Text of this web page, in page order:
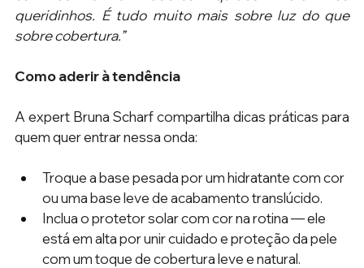
queridinhos. É tudo muito mais sobre luz do que
sobre cobertura.”
Como aderir à tendência
A expert Bruna Scharf compartilha dicas práticas para
quem quer entrar nessa onda:
Troque a base pesada por um hidratante com cor
ou uma base leve de acabamento translúcido.
Inclua o protetor solar com cor na rotina — ele
está em alta por unir cuidado e proteção da pele
com um toque de cobertura leve e natural.